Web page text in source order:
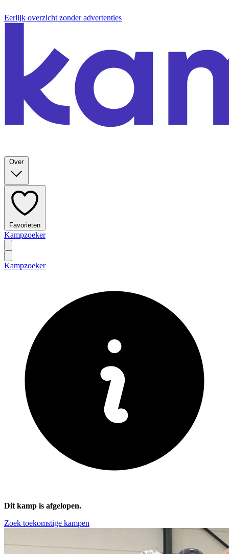
Eerlijk overzicht zonder advertenties
Over
Favorieten
Kampzoeker
Kampzoeker
Dit kamp is afgelopen.
Zoek toekomstige kampen